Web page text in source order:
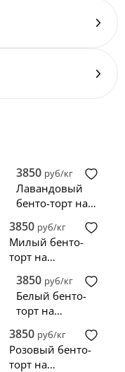
3850 руб/кг
Лавандовый
бенто-торт на
альпакой
3850 руб/кг
Милый бенто-
торт на
котиком
3850 руб/кг
Белый бенто-
торт на
собачкой
3850 руб/кг
Розовый бенто-
торт на